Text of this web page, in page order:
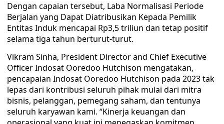
Dengan capaian tersebut, Laba Normalisasi Periode
Berjalan yang Dapat Diatribusikan Kepada Pemilik
Entitas Induk mencapai Rp3,5 triliun dan tetap positif
selama tiga tahun berturut-turut.
Vikram Sinha, President Director and Chief Executive
Officer Indosat Ooredoo Hutchison mengatakan,
pencapaian Indosat Ooredoo Hutchison pada 2023 tak
lepas dari kontribusi seluruh pihak mulai dari mitra
bisnis, pelanggan, pemegang saham, dan tentunya
seluruh karyawan kami. “Kinerja keuangan dan